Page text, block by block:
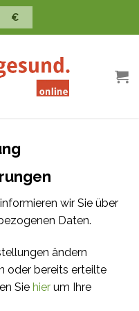
€
wir Sie über
Daten.
ändern
oder bereits erteilte
Sie hier um Ihre